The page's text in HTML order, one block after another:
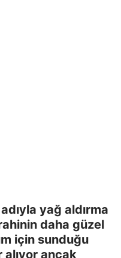
yağ aldırma
daha güzel
için sunduğu
alıyor ancak